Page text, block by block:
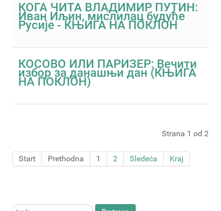
КОГА ЧИТА ВЛАДИМИР ПУТИН:
Иван Иљин, мислилац будуће
Русије - КЊИГА НА ПОКЛОН
КОСОВО ИЛИ ПАРИЗЕР: Вечити
избор за данашњи дан (КЊИГА
НА ПОКЛОН)
Strana 1 od 2
Start Prethodna 1 2 Sledeća Kraj